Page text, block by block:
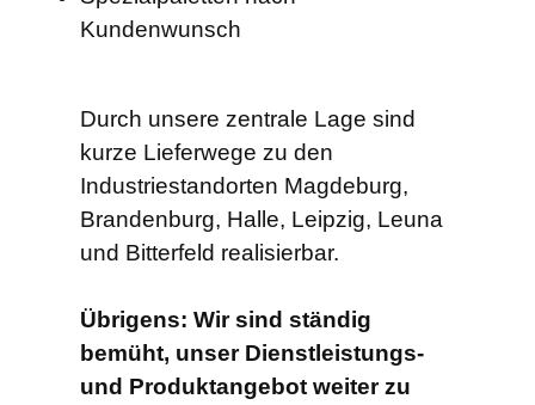
Kundenwunsch
Durch unsere zentrale Lage sind
kurze Lieferwege zu den
Industriestandorten Magdeburg,
Brandenburg, Halle, Leipzig, Leuna
und Bitterfeld realisierbar.
Übrigens: Wir sind ständig
bemüht, unser Dienstleistungs-
und Produktangebot weiter zu